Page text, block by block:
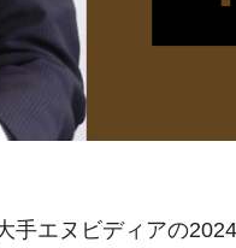
手エヌビディアの